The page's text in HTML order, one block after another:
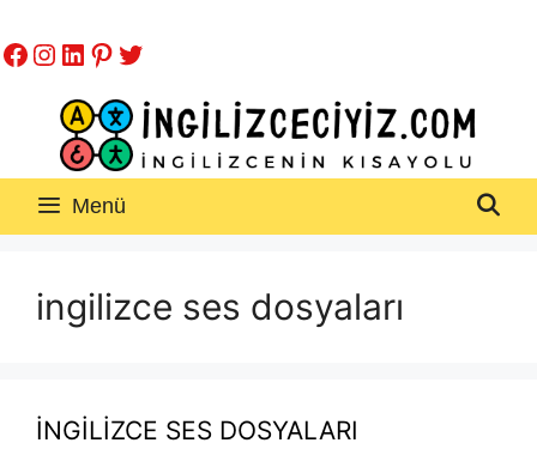
atla
Facebook
Instagram
LinkedIn
Pinterest
Twitter
Menü
ingilizce ses dosyaları
İNGİLİZCE SES DOSYALARI